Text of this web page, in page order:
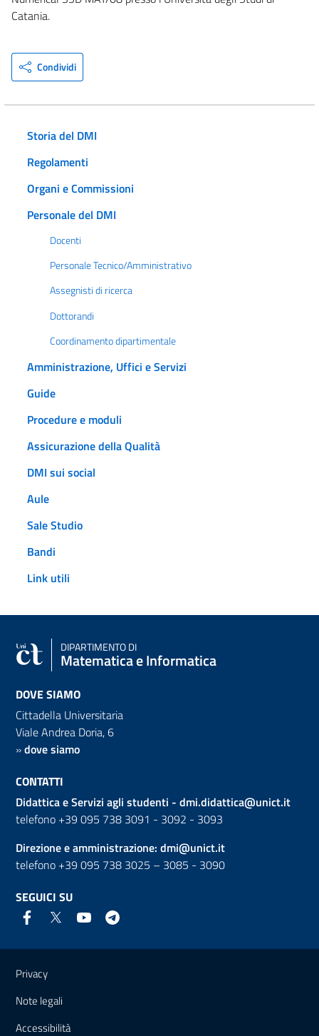
Catania.
Condividi
Storia del DMI
Regolamenti
Organi e Commissioni
Personale del DMI
Docenti
Personale Tecnico/Amministrativo
Assegnisti di ricerca
Dottorandi
Coordinamento dipartimentale
Amministrazione, Uffici e Servizi
Guide
Procedure e moduli
Assicurazione della Qualità
DMI sui social
Aule
Sale Studio
Bandi
Link utili
DIPARTIMENTO DI
Matematica e Informatica
DOVE SIAMO
Cittadella Universitaria
Viale Andrea Doria, 6
»dove siamo
CONTATTI
Didattica e Servizi agli studenti - dmi.didattica@unict.it
telefono +39 095 738 3091 - 3092 - 3093
Direzione e amministrazione: dmi@unict.it
telefono +39 095 738 3025 – 3085 - 3090
SEGUICI SU
Link e informazioni utili
Privacy
Note legali
Accessibilità